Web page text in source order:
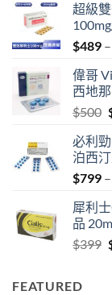
超級
$489 –
偉哥
西地
$500
必利
泊西
$799 –
犀利
品
$399
FEATURED